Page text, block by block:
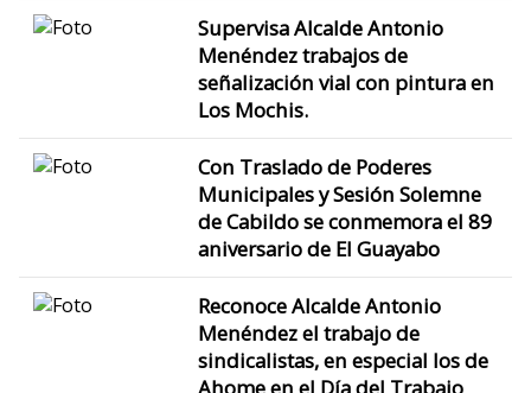
Supervisa Alcalde Antonio
Menéndez trabajos de
señalización vial con pintura en
Los Mochis.
Con Traslado de Poderes
Municipales y Sesión Solemne
de Cabildo se conmemora el 89
aniversario de El Guayabo
Reconoce Alcalde Antonio
Menéndez el trabajo de
sindicalistas, en especial los de